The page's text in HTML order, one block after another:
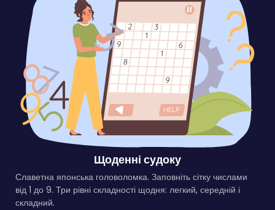
Щоденні судоку
Славетна японська головоломка. Заповніть сітку числами
від 1 до 9. Три рівні складності щодня: легкий, середній і
складний.